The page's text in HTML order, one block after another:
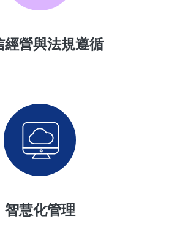
經營與法規遵循
智慧化管理